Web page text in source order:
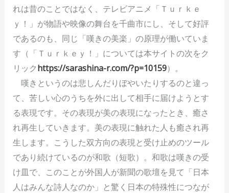
れは昔のことではなく、テレビアニメ「Ｔｕｒｋｅ
ｙ！」が物語や映像の舞台を千曲市にし、そして好評
であるのも、同じ「嘆きの美楽」の原理が働いていま
す（「Ｔｕｒｋｅｙ！」については本サイトの次をク
リックhttps://sarashina-r.com/?p=10159）。
嘆きというのは悲しんだりぼやいたりするのと違っ
て、苦しい心のうちを外に出して相手に届けようとす
る表現です。その表現が美の表現になったとき、癒さ
れ再生していきます。美の表現に触れた人も癒され再
生します。こうした双方向の表現と受け止めのツール
であり続けているのが和歌（短歌）。和歌は嘆きの受
け皿で、このことが外国人が新聞の歌壇を見て「日本
人はみんな詩人なのか」と驚く日本の特殊性につなが